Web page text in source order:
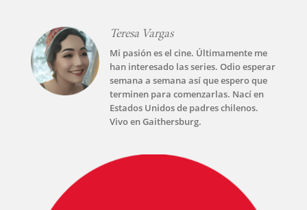
Teresa Vargas
Mi pasión es el cine. Últimamente me
han interesado las series. Odio esperar
semana a semana así que espero que
terminen para comenzarlas. Nací en
Estados Unidos de padres chilenos.
Vivo en Gaithersburg.